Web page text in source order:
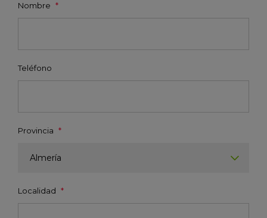
Nombre *
Teléfono
Provincia *
Almería
Localidad *